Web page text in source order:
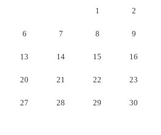
1 2
6 7 8 9
13 14 15 16
20 21 22 23
27 28 29 30